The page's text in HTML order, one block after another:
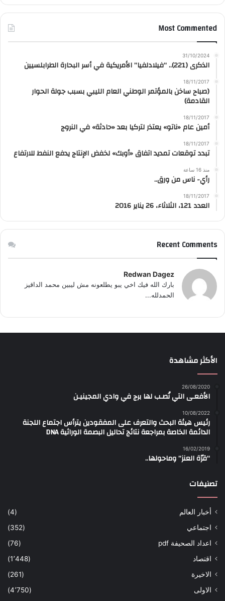
Most Commented
31/10/2024
الذكرى (221).. “فيلادلفيا” الأمريكية في أسر البحارة الطرابلسيين
18/11/2017
(صباح ساخن بالمؤتمر الوطني العام الليبي بسبب جولة الحوار
القادمة)
18/11/2017
أمين عام «ناتو» يعتذر لتركيا بعد «حادثة» في النروج
18/11/2017
تبدد توقعات تمديد اتفاق «أوبك» لخفض الإنتاج يدفع النفط للارتفاع
منذ 16 ساعة
رأي- ناس من ورق..
18/11/2017
العدد 121، الثلاثاء، 26 يناير 2016
Recent Comments
Redwan Dagez
بارك الله فيك اخي يبو يطلعونه مش ليبين محمد الداقيز
الحمدلله...
الأكثر مشاهدة
26/08/2020
الأفعـى التي نُصـب لها برج في وادي المجينيـن
10/08/2022
رئيس هيئة البحث والتعرف على المفقودين يترأس اجتماع اللجنة
الدائمة الخاصة بمراجعة نتائج تحاليل البصمة الوراثية DNA
16/02/2019
“قرّة العنز” وماحولها..
تصنيفات
أخبار العالم
(4)
اجتماعي
(352)
اعداد الصحيفة pdf
(76)
اقتصاد
(1٬448)
الاخيرة
(261)
الاولى
(4٬750)